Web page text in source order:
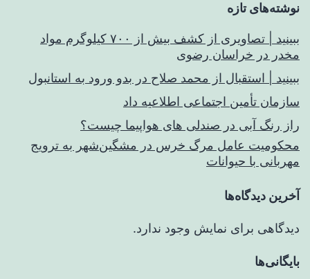
نوشته‌های تازه
ببینید | تصاویری از کشف بیش از ۷۰۰ کیلوگرم مواد
مخدر در خراسان رضوی
ببینید | استقبال از محمد صلاح در بدو ورود به استانبول
سازمان تأمین اجتماعی اطلاعیه داد
راز رنگ آبی در صندلی های هواپیما چیست؟
محکومیت عامل مرگ خرس در مشگین‌شهر به ترویج
مهربانی با حیوانات
آخرین دیدگاه‌ها
دیدگاهی برای نمایش وجود ندارد.
بایگانی‌ها